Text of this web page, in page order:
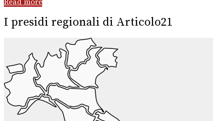
Read more
I presidi regionali di Articolo21